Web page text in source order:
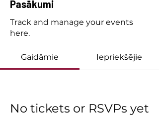
Pasākumi
Track and manage your events
here.
Gaidāmie Iepriekšējie
No tickets or RSVPs yet